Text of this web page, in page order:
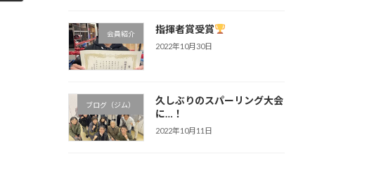
会員紹介 指揮者賞受賞
2022年10月30日
ブログ（ジム）
久しぶりのスパーリング大会
に…！
2022年10月11日